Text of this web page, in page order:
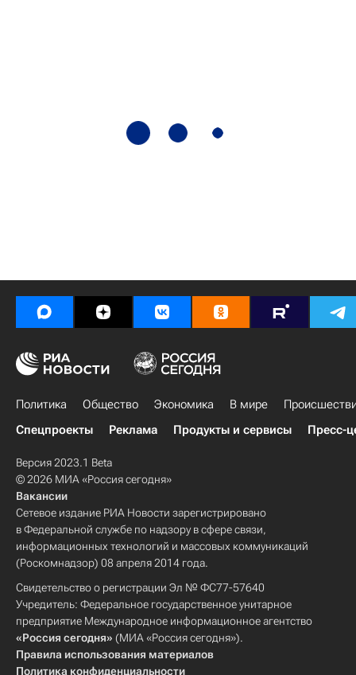
Политика Общество Экономика В мире
Спецпроекты
Реклама Продукты и сервисы Пресс-
Версия 2023.1 Beta
© 2026 МИА «Россия сегодня»
Вакансии
Сетевое издание РИА Новости зарегистрировано
в Федеральной службе по надзору в сфере связи,
информационных технологий и массовых коммуникаций
(Роскомнадзор) 08 апреля 2014 года.
Свидетельство о регистрации Эл № ФС77-57640
Учредитель: Федеральное государственное унитарное
предприятие Международное информационное агентство
«Россия сегодня» (МИА «Россия сегодня»).
Правила использования материалов
Политика конфиденциальности